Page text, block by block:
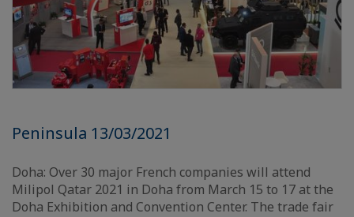
Peninsula 13/03/2021
Doha: Over 30 major French companies will attend
Milipol Qatar 2021 in Doha from March 15 to 17 at the
Doha Exhibition and Convention Center. The trade fair